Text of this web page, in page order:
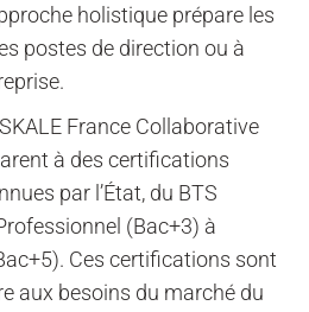
holistique prépare les
postes de direction ou à
France Collaborative
à des certifications
par l’État, du BTS
(Bac+3) à
Ces certifications sont
aux besoins du marché du